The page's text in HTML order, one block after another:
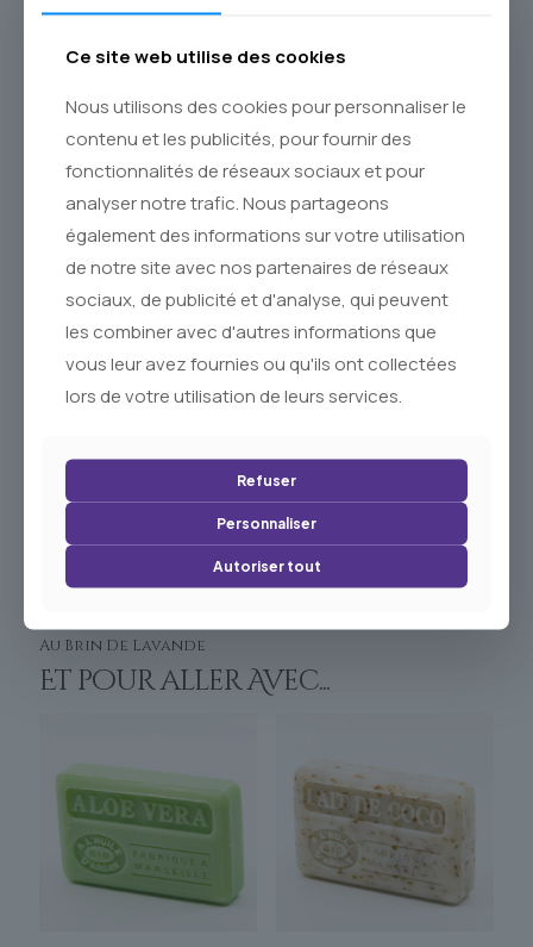
puis rincez abondamment à l’eau claire. Utilisé
quotidiennement, ce savon parfumé à l’argile verte purifie,
naturel et subtil.
Pourquoi Acheter un Savon Argile Verte
Enrichi à l’Huile d’Argan Bio
Choisir ce savon de Marseille parfumé argile verte enrichi à
l’huile d’argan bio, c’est offrir à votre peau un soin naturel
complet qui nourrit, hydrate et purifie. Sa formule douce et
sensation de fraîcheur et de bien-être. Fabriqué à Marseille
en Provence, il allie tradition, qualité et plaisir d’utilisation.
Au Brin De Lavande
Et pour aller Avec...
Ce site web utilise des cookies
Nous utilisons des cookies pour personnaliser le
contenu et les publicités, pour fournir des
fonctionnalités de réseaux sociaux et pour
analyser notre trafic. Nous partageons
également des informations sur votre utilisation
de notre site avec nos partenaires de réseaux
sociaux, de publicité et d'analyse, qui peuvent
les combiner avec d'autres informations que
vous leur avez fournies ou qu'ils ont collectées
lors de votre utilisation de leurs services.
Refuser
Personnaliser
Autoriser tout